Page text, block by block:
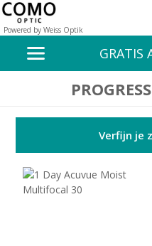
Powered by Weiss Optik
GRATIS
Verfijn je